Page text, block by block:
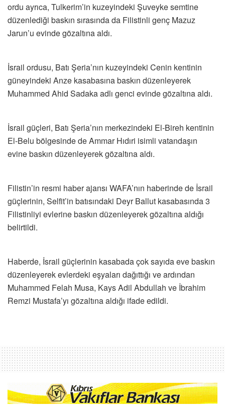
ordu ayrıca, Tulkerim’in kuzeyindeki Şuveyke semtine
düzenlediği baskın sırasında da Filistinli genç Mazuz
Jarun’u evinde gözaltına aldı.
İsrail ordusu, Batı Şeria’nın kuzeyindeki Cenin kentinin
güneyindeki Anze kasabasına baskın düzenleyerek
Muhammed Ahid Sadaka adlı genci evinde gözaltına aldı.
İsrail güçleri, Batı Şeria’nın merkezindeki El-Bireh kentinin
El-Belu bölgesinde de Ammar Hıdıri isimli vatandaşın
evine baskın düzenleyerek gözaltına aldı.
Filistin’in resmi haber ajansı WAFA’nın haberinde de İsrail
güçlerinin, Selfit’in batısındaki Deyr Ballut kasabasında 3
Filistinliyi evlerine baskın düzenleyerek gözaltına aldığı
belirtildi.
Haberde, İsrail güçlerinin kasabada çok sayıda eve baskın
düzenleyerek evlerdeki eşyaları dağıttığı ve ardından
Muhammed Felah Musa, Kays Adil Abdullah ve İbrahim
Remzi Mustafa’yı gözaltına aldığı ifade edildi.